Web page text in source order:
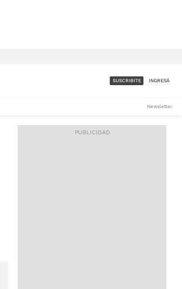
ACCESO FULL - $1.800/MES
SUSCRIBITE INGRESÁ
Newsletter